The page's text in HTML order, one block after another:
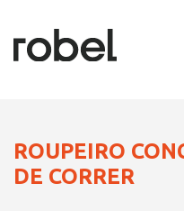
ROUPEIRO
DE CORRER